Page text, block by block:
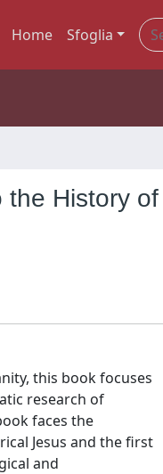
Home Sfoglia
the History of
this book focuses
research of
faces the
Jesus and the first
and